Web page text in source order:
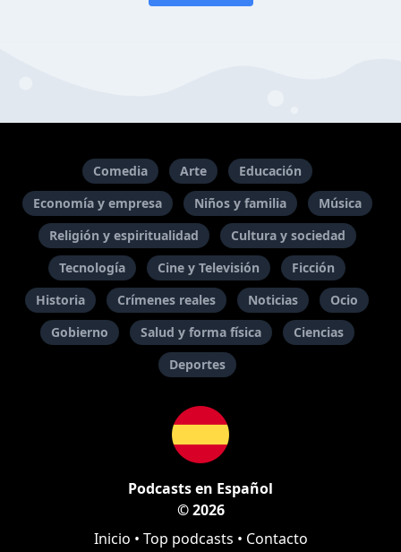
Comedia Arte
Educación
Economía y empresa
Niños y familia
Música
Religión y espiritualidad
Cultura y sociedad
Tecnología
Cine y Televisión
Ficción
Historia
Crímenes reales Noticias
Ocio
Gobierno
Salud y forma física
Ciencias
Deportes
Podcasts en Español
© 2026
Inicio • Top podcasts • Contacto